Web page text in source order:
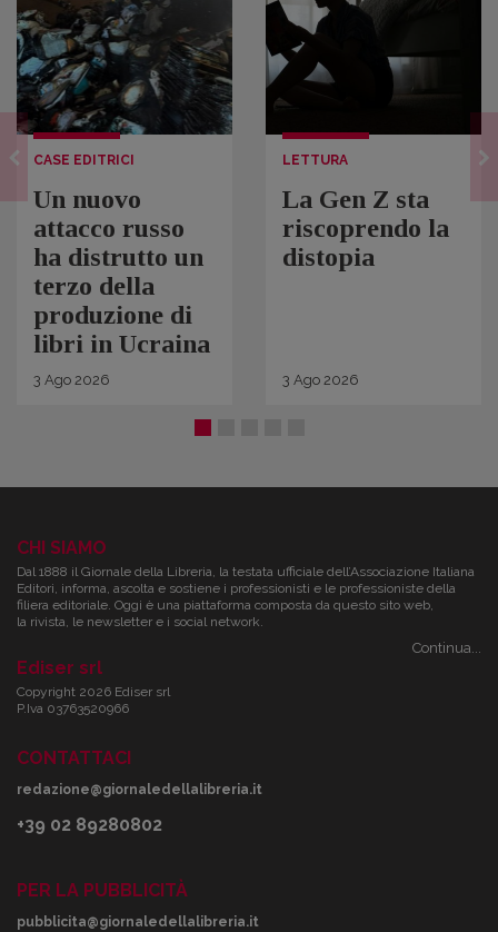
CASE EDITRICI
Un nuovo
attacco russo
ha distrutto un
terzo della
produzione di
libri in Ucraina
3 Ago 2026
LETTURA
La Gen Z sta
riscoprendo la
distopia
3 Ago 2026
CHI SIAMO
Dal 1888 il Giornale della Libreria, la testata ufficiale dell’Associazione Italiana
Editori, informa, ascolta e sostiene i professionisti e le professioniste della
filiera editoriale. Oggi è una piattaforma composta da questo sito web,
la rivista, le newsletter e i social network.
Continua...
Ediser srl
Copyright 2026 Ediser srl
P.Iva 03763520966
CONTATTACI
redazione@giornaledellalibreria.it
+39 02 89280802
PER LA PUBBLICITÀ
pubblicita@giornaledellalibreria.it